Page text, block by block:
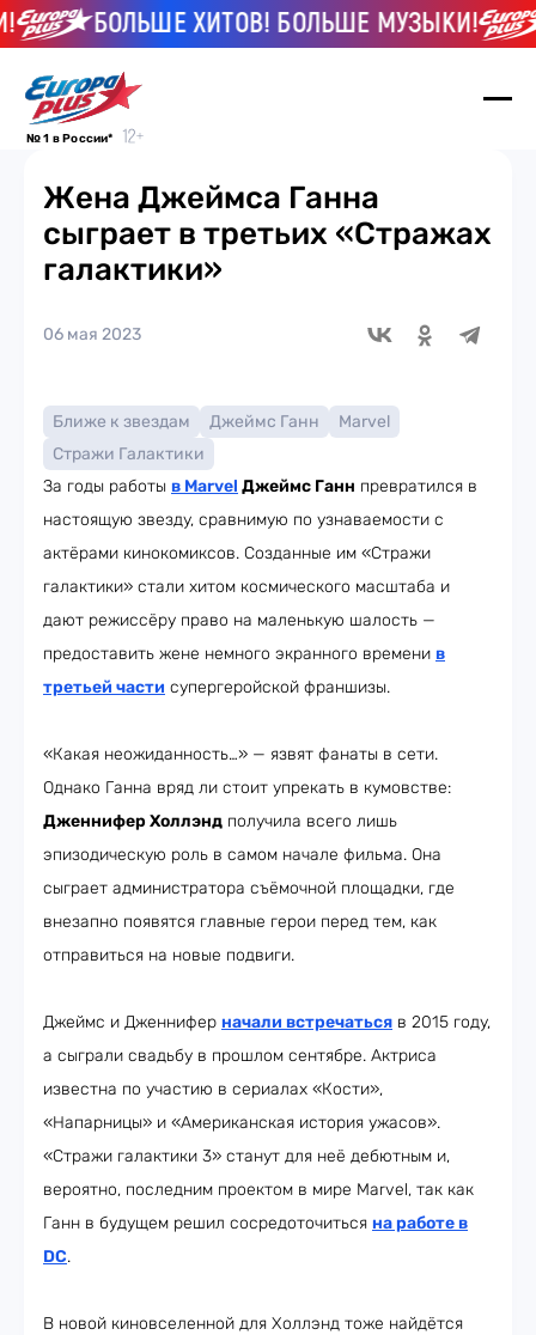
БОЛЬШЕ ХИТОВ! БОЛЬШЕ МУЗЫКИ!
№ 1 в России*
Жена Джеймса Ганна
сыграет в третьих «Стражах
галактики»
06 мая 2023
Ближе к звездам Джеймс Ганн
Marvel
Стражи Галактики
За годы работы в Marvel Джеймс Ганн превратился в
настоящую звезду, сравнимую по узнаваемости с
актёрами кинокомиксов. Созданные им «Стражи
галактики» стали хитом космического масштаба и
дают режиссёру право на маленькую шалость —
предоставить жене немного экранного времени в
третьей части супергеройской франшизы.
«Какая неожиданность…» — язвят фанаты в сети.
Однако Ганна вряд ли стоит упрекать в кумовстве:
Дженнифер Холлэнд получила всего лишь
эпизодическую роль в самом начале фильма. Она
сыграет администратора съёмочной площадки, где
внезапно появятся главные герои перед тем, как
отправиться на новые подвиги.
Джеймс и Дженнифер начали встречаться в 2015 году,
а сыграли свадьбу в прошлом сентябре. Актриса
известна по участию в сериалах «Кости»,
«Напарницы» и «Американская история ужасов».
«Стражи галактики 3» станут для неё дебютным и,
вероятно, последним проектом в мире Marvel, так как
Ганн в будущем решил сосредоточиться на работе в
DC.
В новой киновселенной для Холлэнд тоже найдётся